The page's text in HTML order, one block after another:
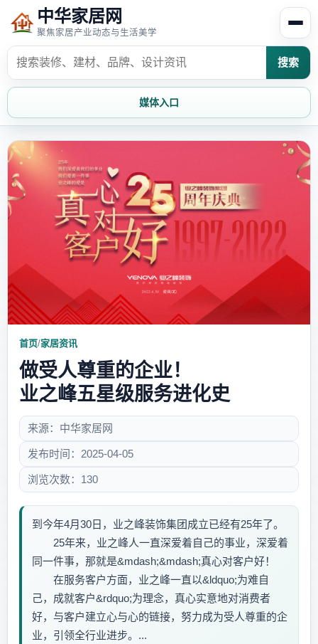
中华家居网
聚焦家居产业动态与生活美学
搜索
媒体入口
首页
家居风水 家居欣赏
时尚饰家 装修设计
家具知识
家装攻略
首页/家居资讯
做受人尊重的企业！
业之峰五星级服务进化史
来源：中华家居网
发布时间：2025-04-05
浏览次数：130
到今年4月30日，业之峰装饰集团成立已经有25年了。
25年来，业之峰人一直深爱着自己的事业，深爱着
同一件事，那就是&mdash;&mdash;真心对客户好！
在服务客户方面，业之峰一直以&ldquo;为难自
己，成就客户&rdquo;为理念，真心实意地对消费者
好，与客户建立心与心的链接，努力成为受人尊重的企
业，引领全行业进步。...